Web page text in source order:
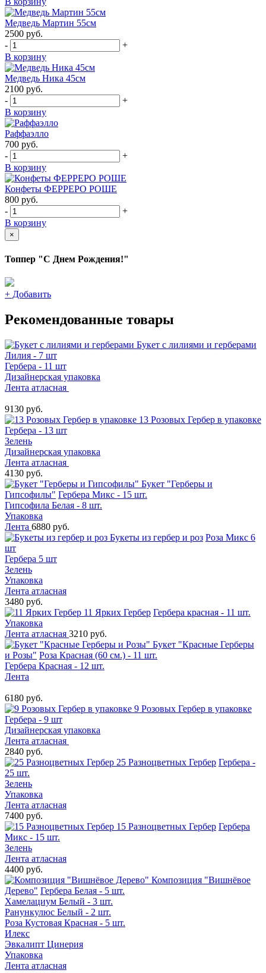
Медведь Мартин 55см
2500 руб.
-
+
В корзину
Медведь Ника 45см
2100 руб.
-
+
В корзину
Раффаэлло
700 руб.
-
+
В корзину
Конфеты ФЕРРЕРО РОШЕ
800 руб.
-
+
В корзину
×
Топпер "С Днем Рождения!"
+ Добавить
Рекомендованные товары
Букет с лилиями и герберами
Лилия - 7 шт
Гербера - 11 шт
Дизайнерская упаковка
Лента атласная
9130 руб.
13 Розовых Гербер в упаковке
Гербера - 13 шт
Зелень
Дизайнерская упаковка
Лента атласная
4130 руб.
Букет "Герберы и
Гипсофилы" Гербера Микс - 15 шт.
Гипсофила Белая - 8 шт.
Упаковка
Лента 6880 руб.
Букеты из гербер и роз Роза Микс 6
шт
Гербера 5 шт
Зелень
Упаковка
Лента атласная
3480 руб.
11 Ярких Гербер Гербера красная - 11 шт.
Упаковка
Лента атласная 3210 руб.
Букет "Красные Герберы
и Розы" Роза Красная (60 см.) - 11 шт.
Гербера Красная - 12 шт.
Лента
6180 руб.
9 Розовых Гербер в упаковке
Гербера - 9 шт
Дизайнерская упаковка
Лента атласная
2840 руб.
25 Разноцветных Гербер Гербера -
25 шт.
Зелень
Упаковка
Лента атласная
7400 руб.
15 Разноцветных Гербер Гербера
Микс - 15 шт.
Зелень
Лента атласная
4400 руб.
Композиция "Вишнёвое
Дерево" Гербера Белая - 5 шт.
Хамелациум Белый - 3 шт.
Ранункулюс Белый - 2 шт.
Роза Кустовая Красная - 5 шт.
Илекс
Эвкалипт Цинерия
Упаковка
Лента атласная